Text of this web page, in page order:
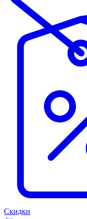
Скидки